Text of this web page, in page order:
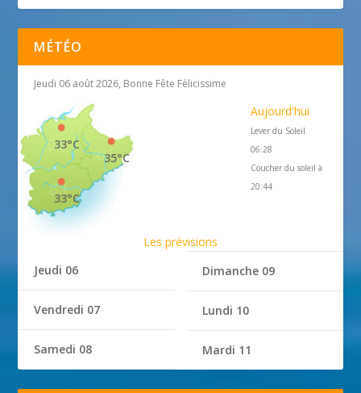
MÉTÉO
Jeudi 06 août 2026, Bonne Fête Félicissime
35°C
33°C
33°C
Aujourd'hui
Lever du Soleil
06:28
Coucher du soleil à
20:44
Les prévisions
Jeudi 06
Vendredi 07
Samedi 08
Dimanche 09
Lundi 10
Mardi 11